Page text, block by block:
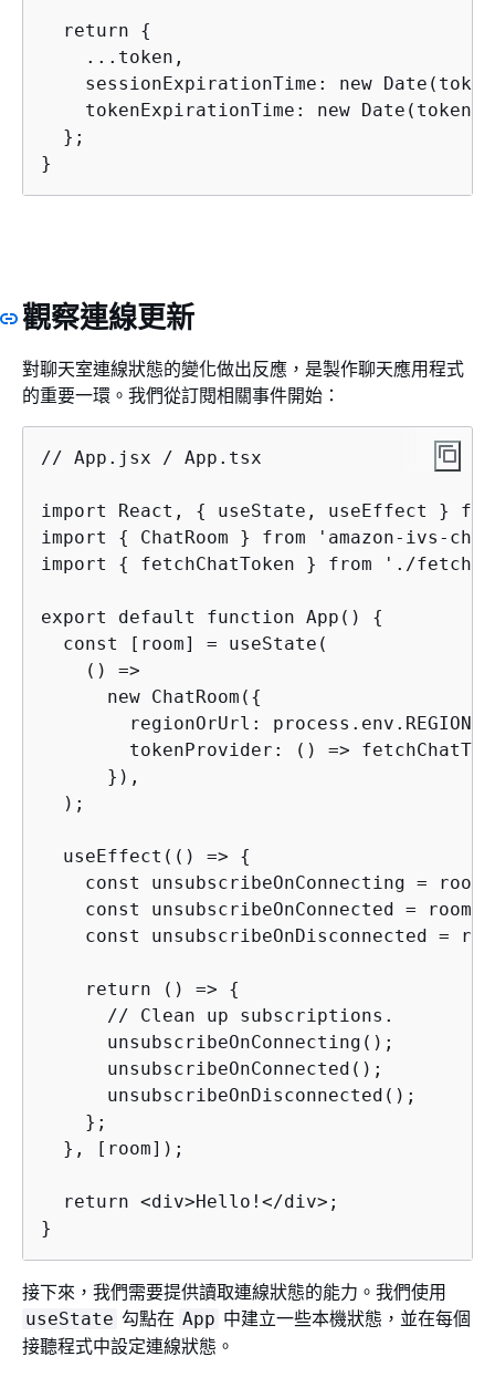
  return
{
    ...token,
sessionExpirationTime: new
tokenExpirationTime: new
  };
}
觀察連線更新
對聊天室連線狀態的變化做出反應，是製作聊天應用程式
的重要一環。我們從訂閱相關事件開始：
// App.jsx / App.tsx
import React, {
useState, useEffect }
import {
ChatRoom } from 'amazon-ivs-
import { fetchChatToken } from './
export default function App() {
  const [room] = useState(
    () =>
      new ChatRoom(
{
regionOrUrl: process.env.REGION
tokenProvider: () =>
      }),
  );
  useEffect(() =>
{
const unsubscribeOnConnecting =
const unsubscribeOnConnected =
const unsubscribeOnDisconnected =
    return () =>
{
      // Clean up subscriptions.
      unsubscribeOnConnecting();
      unsubscribeOnConnected();
      unsubscribeOnDisconnected();
    };
  }, [room]);
  return <div>Hello!</div>;
}
接下來，我們需要提供讀取連線狀態的能力。我們使用
useState 勾點在 App 中建立一些本機狀態，並在每個
接聽程式中設定連線狀態。